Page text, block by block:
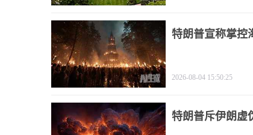
特朗普宣称掌控
2026-08-04 15:50:25
特朗普斥伊朗虚